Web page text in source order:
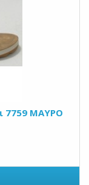
7759 ΜΑΥΡΟ